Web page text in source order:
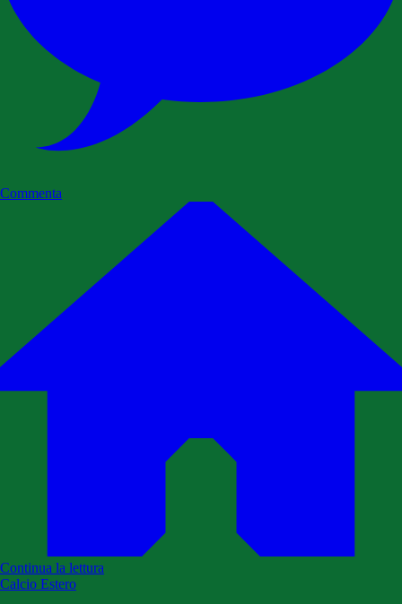
Commenta
Continua la lettura
Calcio Estero